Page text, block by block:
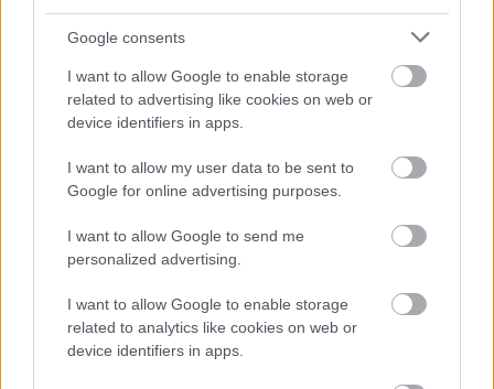
Google consents
I want to allow Google to enable storage
related to advertising like cookies on web or
device identifiers in apps.
I want to allow my user data to be sent to
Google for online advertising purposes.
I want to allow Google to send me
personalized advertising.
I want to allow Google to enable storage
related to analytics like cookies on web or
device identifiers in apps.